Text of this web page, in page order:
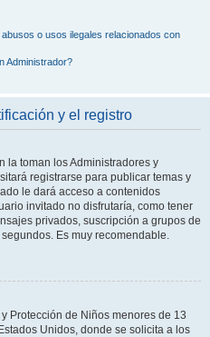
o usos ilegales relacionados con
Administrador?
y el registro
la toman los Administradores y
registrarse para publicar temas y
le dará acceso a contenidos
invitado no disfrutaría, como tener
privados, suscripción a grupos de
Es muy recomendable.
Protección de Niños menores de 13
Unidos, donde se solicita a los